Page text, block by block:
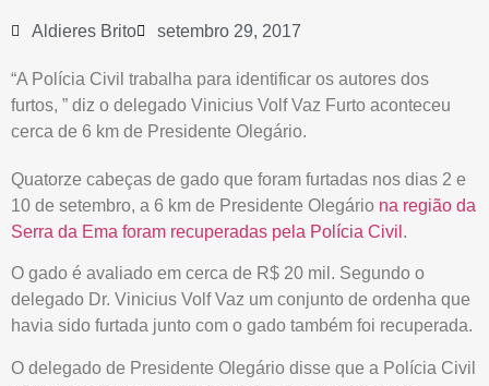
Aldieres Brito setembro 29, 2017
“A Polícia Civil trabalha para identificar os autores dos
furtos, ” diz o delegado Vinicius Volf Vaz Furto aconteceu
cerca de 6 km de Presidente Olegário.
Quatorze cabeças de gado que foram furtadas nos dias 2 e
10 de setembro, a 6 km de Presidente Olegário na região da
Serra da Ema foram recuperadas pela Polícia Civil .
O gado é avaliado em cerca de R$ 20 mil. Segundo o
delegado Dr. Vinicius Volf Vaz um conjunto de ordenha que
havia sido furtada junto com o gado também foi recuperada.
O delegado de Presidente Olegário disse que a Polícia Civil